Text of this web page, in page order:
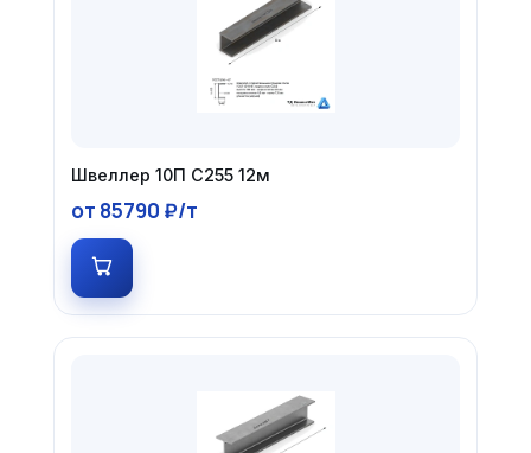
Швеллер 10П С255 12м
от 85790 ₽/т